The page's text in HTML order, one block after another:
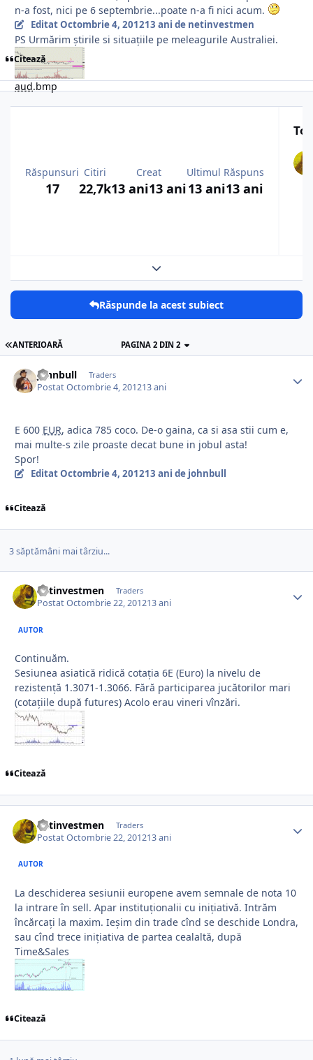
n-a fost, nici pe 6 septembrie...poate n-a fi nici acum.
PS Urmărim știrile si situațiile pe meleagurile Australiei.
aud.bmp
EditatOctombrie 4, 201213 ani de netinvestmen
Citează
Răspunsuri
17
Citiri
22,7k
Creat
13 ani13 ani
Ultimul Răspuns
13 ani13 ani
Expand topic overview
Răspunde la acest subiect
ANTERIOARĂ PAGINA 2 DIN 2
johnbull Traders
PostatOctombrie 4, 201213 ani
E 600 EUR, adica 785 coco. De-o gaina, ca si asa stii cum e,
mai multe-s zile proaste decat bune in jobul asta!
Spor!
EditatOctombrie 4, 201213 ani de johnbull
Citează
3 săptămâni mai târziu...
netinvestmen Traders
PostatOctombrie 22, 201213 ani
AUTOR
Continuăm.
Sesiunea asiatică ridică cotația 6E (Euro) la nivelu de
rezistență 1.3071-1.3066. Fără participarea jucătorilor mari
(cotațiile după futures) Acolo erau vineri vînzări.
Citează
netinvestmen Traders
PostatOctombrie 22, 201213 ani
AUTOR
La deschiderea sesiunii europene avem semnale de nota 10
la intrare în sell. Apar instituționalii cu inițiativă. Intrăm
încărcați la maxim. Ieșim din trade cînd se deschide Londra,
sau cînd trece inițiativa de partea cealaltă, după
Time&Sales
Citează